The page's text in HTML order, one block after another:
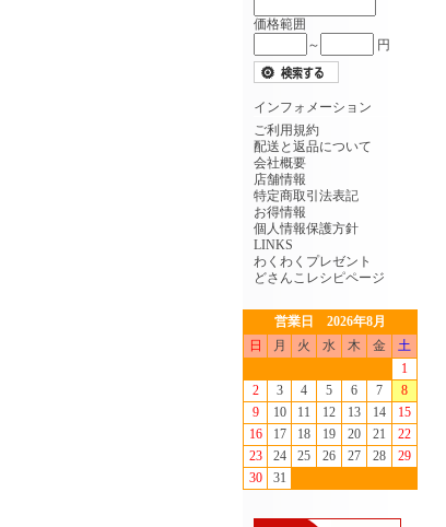
価格範囲
～
円
インフォメーション
ご利用規約
配送と返品について
会社概要
店舗情報
特定商取引法表記
お得情報
個人情報保護方針
LINKS
わくわくプレゼント
どさんこレシピページ
営業日 2026年8月
日
月 火 水 木 金
土
1
2
3 4 5 6 7
8
9
10 11 12 13 14
15
16
17 18 19 20 21
22
23
24 25 26 27 28
29
30
31